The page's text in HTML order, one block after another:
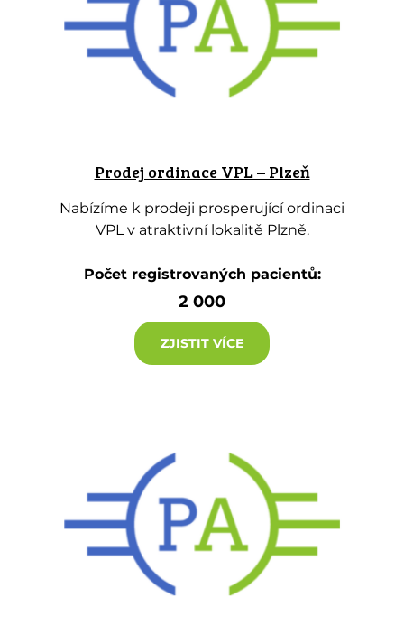
Prodej ordinace VPL – Plzeň
Nabízíme k prodeji prosperující ordinaci
VPL v atraktivní lokalitě Plzně.
Počet registrovaných pacientů:
2 000
ZJISTIT VÍCE